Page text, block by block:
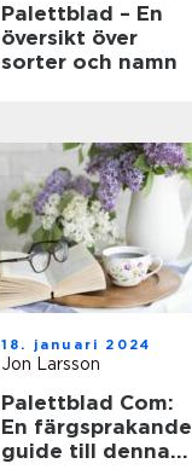
Palettblad – En
översikt över
sorter och namn
18. januari 2024
Jon Larsson
Palettblad Com:
En färgsprakande
guide till denna